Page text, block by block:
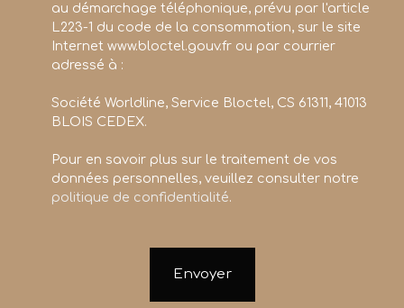
au démarchage téléphonique, prévu par l'article
L223-1 du code de la consommation, sur le site
Internet www.bloctel.gouv.fr ou par courrier
adressé à :
Société Worldline, Service Bloctel, CS 61311, 41013
BLOIS CEDEX.
Pour en savoir plus sur le traitement de vos
données personnelles, veuillez consulter notre
politique de confidentialité.
Envoyer